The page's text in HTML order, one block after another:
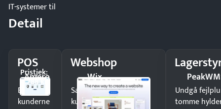
IT-systemer til
Detail
POS
Amero
Pristjek:
4.788 kr
Ekspedér
kunderne
Webshop
Wix
Sælg produkter 24/7 til
kunder i hele landet
Undgå
tomme